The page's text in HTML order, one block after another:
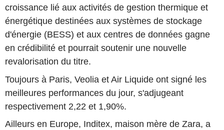
croissance lié aux activités de gestion thermique et
énergétique destinées aux systèmes de stockage
d'énergie (BESS) et aux centres de données gagne
en crédibilité et pourrait soutenir une nouvelle
revalorisation du titre.
Toujours à Paris, Veolia et Air Liquide ont signé les
meilleures performances du jour, s'adjugeant
respectivement 2,22 et 1,90%.
Ailleurs en Europe, Inditex, maison mère de Zara, a